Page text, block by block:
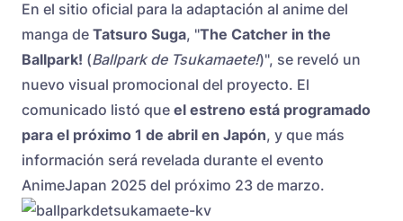
En el sitio oficial para la adaptación al anime del
manga de Tatsuro Suga, "The Catcher in the
Ballpark! (Ballpark de Tsukamaete!)", se reveló un
nuevo visual promocional del proyecto. El
comunicado listó que el estreno está programado
para el próximo 1 de abril en Japón, y que más
información será revelada durante el evento
AnimeJapan 2025 del próximo 23 de marzo.